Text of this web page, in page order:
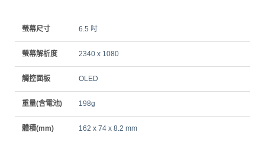
螢幕尺寸 6.5 吋
螢幕解析度 2340 x 1080
觸控面板 OLED
重量(含電池) 198g
體積(mm) 162 x 74 x 8.2 mm